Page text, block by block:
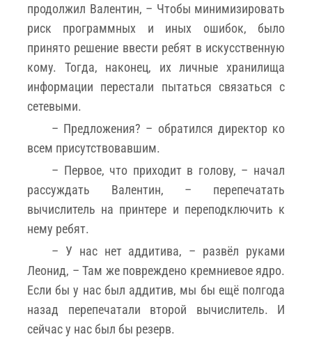
продолжил Валентин, – Чтобы минимизировать
риск программных и иных ошибок, было
принято решение ввести ребят в искусственную
кому. Тогда, наконец, их личные хранилища
информации перестали пытаться связаться с
сетевыми.
– Предложения? – обратился директор ко
всем присутствовавшим.
– Первое, что приходит в голову, – начал
рассуждать Валентин, – перепечатать
вычислитель на принтере и переподключить к
нему ребят.
– У нас нет аддитива, – развёл руками
Леонид, – Там же повреждено кремниевое ядро.
Если бы у нас был аддитив, мы бы ещё полгода
назад перепечатали второй вычислитель. И
сейчас у нас был бы резерв.